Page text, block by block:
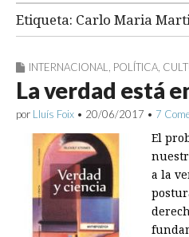
Etiqueta: Carlo Maria
INTERNACIONAL POLÍTICA
La verdad está
por Lluís Foix • 20/06/2017 • 7
El
a la